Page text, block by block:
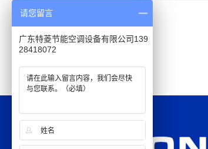
请您留言
广东特菱节能空调设备有限公司139
28418072